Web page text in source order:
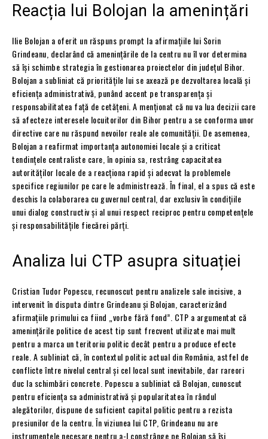
Reacția lui Bolojan la amenințări
Ilie Bolojan a oferit un răspuns prompt la afirmațiile lui Sorin
Grindeanu, declarând că amenințările de la centru nu îl vor determina
să își schimbe strategia în gestionarea proiectelor din județul Bihor.
Bolojan a subliniat că prioritățile lui se axează pe dezvoltarea locală și
eficiența administrativă, punând accent pe transparența și
responsabilitatea față de cetățeni. A menționat că nu va lua decizii care
să afecteze interesele locuitorilor din Bihor pentru a se conforma unor
directive care nu răspund nevoilor reale ale comunității. De asemenea,
Bolojan a reafirmat importanța autonomiei locale și a criticat
tendințele centraliste care, în opinia sa, restrâng capacitatea
autorităților locale de a reacționa rapid și adecvat la problemele
specifice regiunilor pe care le administrează. În final, el a spus că este
deschis la colaborarea cu guvernul central, dar exclusiv în condițiile
unui dialog constructiv și al unui respect reciproc pentru competențele
și responsabilitățile fiecărei părți.
Analiza lui CTP asupra situației
Cristian Tudor Popescu, recunoscut pentru analizele sale incisive, a
intervenit în disputa dintre Grindeanu și Bolojan, caracterizând
afirmațiile primului ca fiind „vorbe fără fond”. CTP a argumentat că
amenințările politice de acest tip sunt frecvent utilizate mai mult
pentru a marca un teritoriu politic decât pentru a produce efecte
reale. A subliniat că, în contextul politic actual din România, astfel de
conflicte între nivelul central și cel local sunt inevitabile, dar rareori
duc la schimbări concrete. Popescu a subliniat că Bolojan, cunoscut
pentru eficiența sa administrativă și popularitatea în rândul
alegătorilor, dispune de suficient capital politic pentru a rezista
presiunilor de la centru. În viziunea lui CTP, Grindeanu nu are
instrumentele necesare pentru a-l constrânge pe Bolojan să își